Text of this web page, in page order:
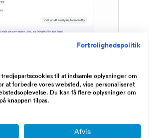
monitoring service med
0 - 1/2 million DKK
Fortrolighedspolitik
til at indsamle oplysninger om
at forbedre vores websted, vise personaliseret
Du kan få flere oplysninger om
knappen tilpas.
Afvis